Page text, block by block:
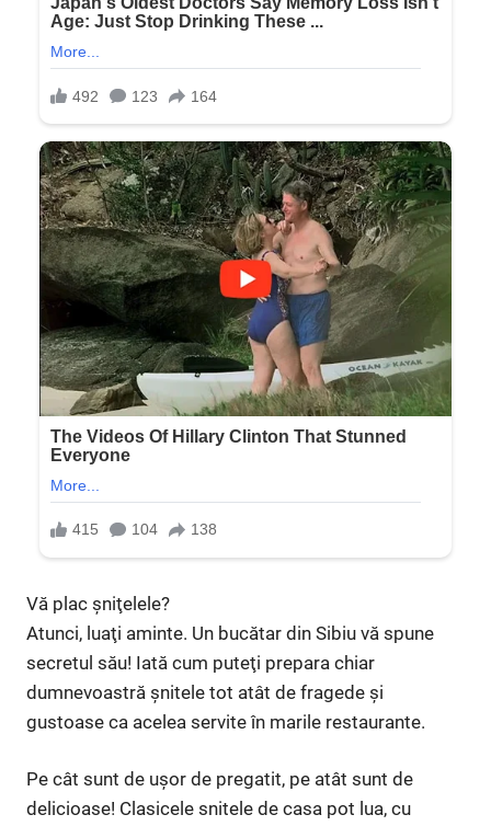
Vă plac şniţelele?
Atunci, luaţi aminte. Un bucătar din Sibiu vă spune
secretul său! Iată cum puteţi prepara chiar
dumnevoastră şnitele tot atât de fragede şi
gustoase ca acelea servite în marile restaurante.
Pe cât sunt de uşor de pregatit, pe atât sunt de
delicioase! Clasicele snitele de casa pot lua, cu